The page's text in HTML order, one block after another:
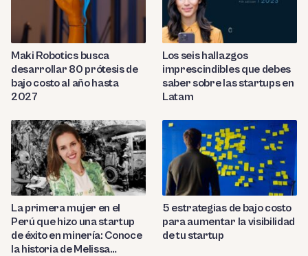
Maki Robotics busca
desarrollar 80 prótesis de
bajo costo al año hasta
2027
Los seis hallazgos
imprescindibles que debes
saber sobre las startups en
Latam
La primera mujer en el
Perú que hizo una startup
de éxito en minería: Conoce
la historia de Melissa
5 estrategias de bajo costo
para aumentar la visibilidad
de tu startup